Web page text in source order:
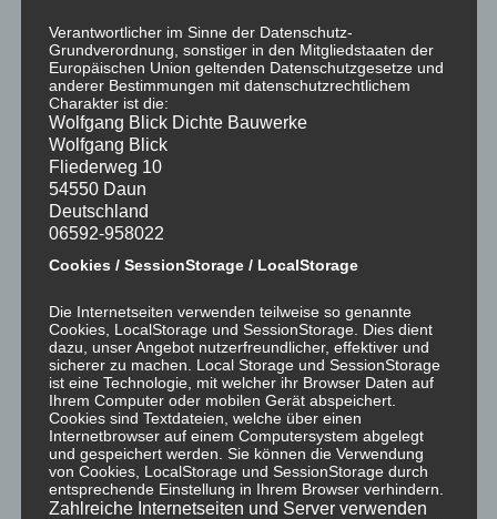
Februar 2023 – Trockenlegung einer gewerblichen
Analyse
Konzept
chemische Horizontalsperre
Verantwortlicher im Sinne der Datenschutz-
Grundverordnung, sonstiger in den Mitgliedstaaten der
Europäischen Union geltenden Datenschutzgesetze und
anderer Bestimmungen mit datenschutzrechtlichem
Charakter ist die:
Wolfgang Blick Dichte Bauwerke
Wolfgang Blick
Fliederweg 10
54550 Daun
Deutschland
06592-958022
Cookies / SessionStorage / LocalStorage
Die Internetseiten verwenden teilweise so genannte
Cookies, LocalStorage und SessionStorage. Dies dient
dazu, unser Angebot nutzerfreundlicher, effektiver und
sicherer zu machen. Local Storage und SessionStorage
ist eine Technologie, mit welcher ihr Browser Daten auf
Ihrem Computer oder mobilen Gerät abspeichert.
Cookies sind Textdateien, welche über einen
Internetbrowser auf einem Computersystem abgelegt
und gespeichert werden. Sie können die Verwendung
von Cookies, LocalStorage und SessionStorage durch
entsprechende Einstellung in Ihrem Browser verhindern.
Zahlreiche Internetseiten und Server verwenden